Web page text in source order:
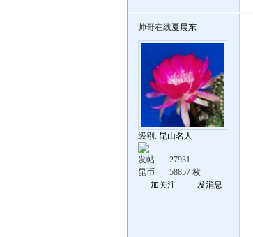
帅哥在线夏晨东
级别: 昆山名人
发帖
27931
昆币
58857 枚
加关注
发消息